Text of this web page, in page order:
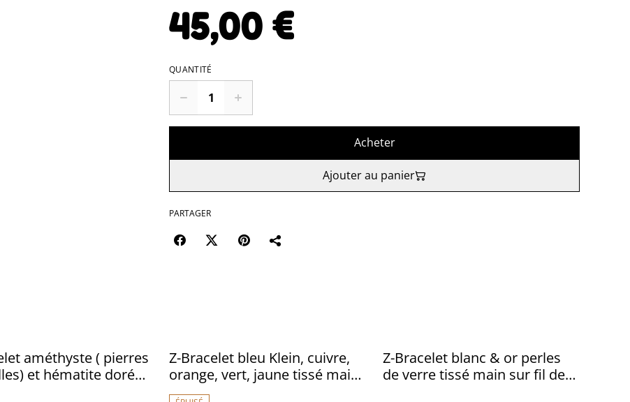
45,00 €
QUANTITÉ
Acheter
Ajouter au panier
PARTAGER
améthyste ( pierres
et hématite doré
monté sur fil de jade
Z-Bracelet bleu Klein, cuivre,
orange, vert, jaune tissé main
en perles de verre miyuki sur
Z-Bracelet blanc & or perles
de verre tissé main sur fil de